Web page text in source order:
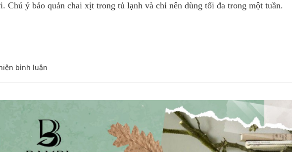
Chú ý bảo quản chai xịt trong tủ lạnh và chỉ nên dùng tối đa trong một tuần.
bình luận